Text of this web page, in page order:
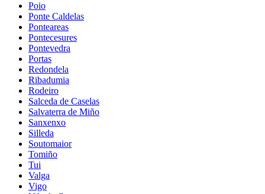
Poio
Ponte Caldelas
Ponteareas
Pontecesures
Pontevedra
Portas
Redondela
Ribadumia
Rodeiro
Salceda de Caselas
Salvaterra de Miño
Sanxenxo
Silleda
Soutomaior
Tomiño
Tui
Valga
Vigo